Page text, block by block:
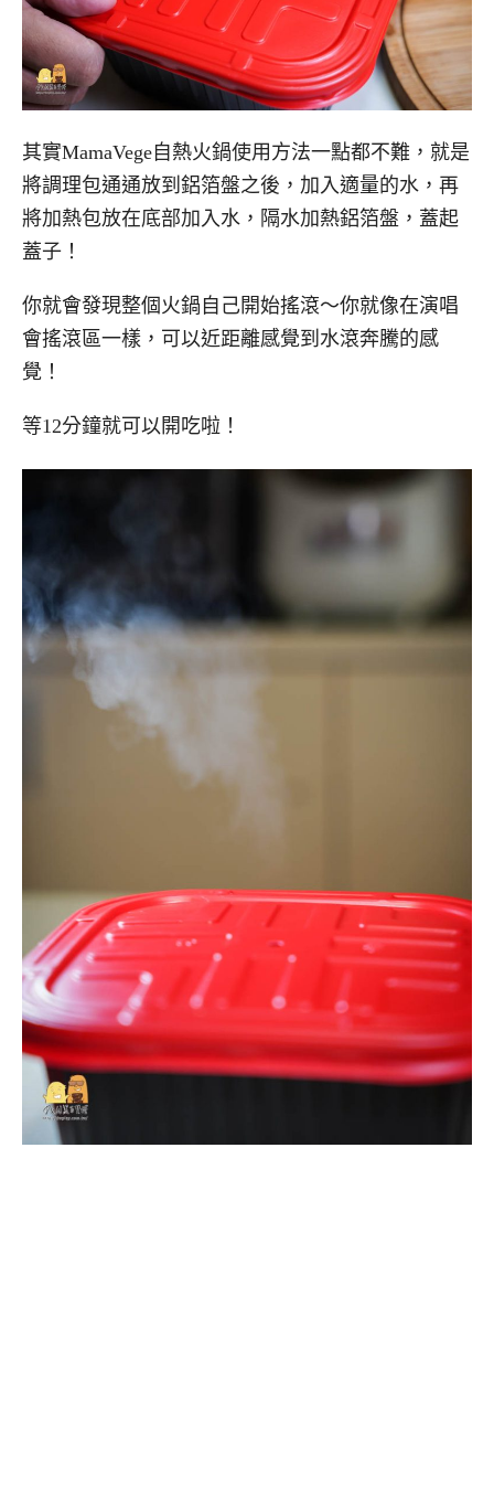
其實MamaVege自熱火鍋使用方法一點都不難，就是
將調理包通通放到鋁箔盤之後，加入適量的水，再
將加熱包放在底部加入水，隔水加熱鋁箔盤，蓋起
蓋子！
你就會發現整個火鍋自己開始搖滾～你就像在演唱
會搖滾區一樣，可以近距離感覺到水滾奔騰的感
覺！
等12分鐘就可以開吃啦！